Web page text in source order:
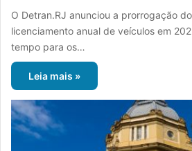
O Detran.RJ anunciou a prorrogação
licenciamento anual de veículos em
tempo para os…
Leia mais »